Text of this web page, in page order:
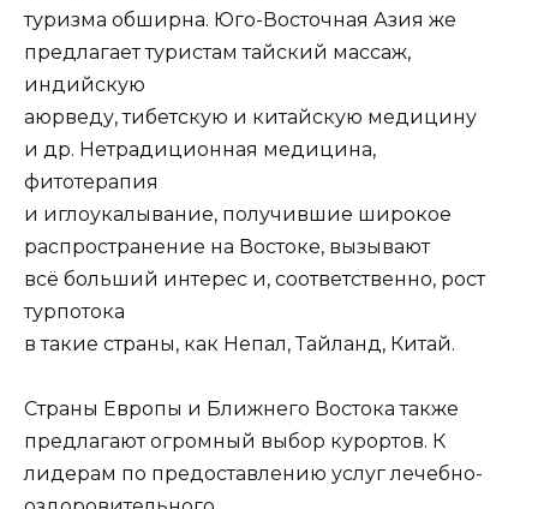
туризма обширна. Юго-Восточная Азия же
предлагает туристам тайский массаж,
индийскую
аюрведу, тибетскую и китайскую медицину
и др. Нетрадиционная медицина,
фитотерапия
и иглоукалывание, получившие широкое
распространение на Востоке, вызывают
всё больший интерес и, соответственно, рост
турпотока
в такие страны, как Непал, Тайланд, Китай.
Страны Европы и Ближнего Востока также
предлагают огромный выбор курортов. К
лидерам по предоставлению услуг лечебно-